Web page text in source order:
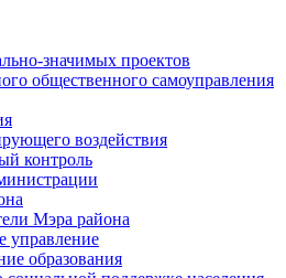
значимых проектов
общественного самоуправления
воздействия
контроль
Мэра района
управление
образования